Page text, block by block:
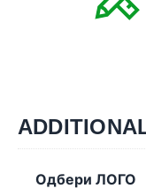
Одбери ЛОГО